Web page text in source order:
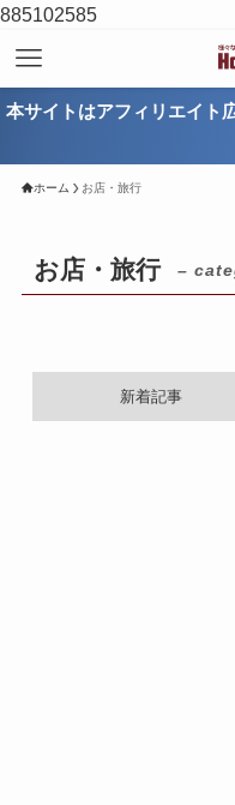
885102585
本サイトはアフィリエイト
ホーム お店・旅行
お店・旅行 –
新着記事